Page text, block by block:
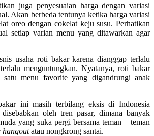
juga penyesuaian harga dengan variasi
Akan berbeda tentunya ketika harga variasi
oreo dengan cokelat keju susu. Perhatikan
setiap varian menu yang ditawarkan agar
usaha roti bakar karena dianggap terlalu
menguntungkan. Nyatanya, roti bakar
satu menu favorite yang digandrungi anak
ini masih terbilang eksis di Indonesia
oleh tren pasar, dimana banyak
yang suka pergi bersama teman – teman
hangoutatau nongkrong santai.